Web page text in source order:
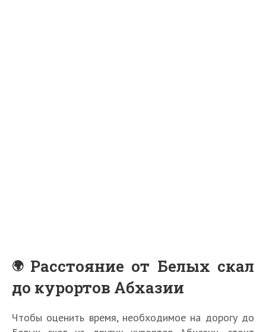
Расстояние от Белых скал
до курортов Абхазии
Чтобы оценить время, необходимое на дорогу до